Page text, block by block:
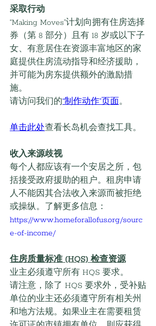
采取行动
“Making Moves”计划向拥有住房选择
券（第 8 部分）且有 18 岁或以下子
女、有意居住在资源丰富地区的家
庭提供住房流动指导和经济援助，
并可能为房东提供额外的激励措
施。
请访问我们的“制作动作”页面。
单击此处查看长岛机会查找工具。
收入来源歧视
每个人都应该有一个安居之所，包
括接受政府援助的租户。租房申请
人不能因其合法收入来源而被拒绝
或操纵。了解更多信息：
https://www.homeforallofus.org/sourc
e-of-income/
住房质量标准 (HQS) 检查资源
业主必须遵守所有 HQS 要求。
请注意，除了 HQS 要求外，受补贴
单位的业主还必须遵守所有相关州
和地方法规。如果业主在需要租赁